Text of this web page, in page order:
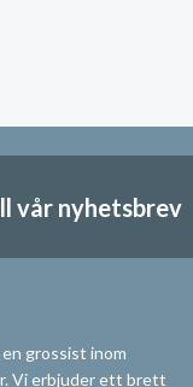
vår nyhetsbrev
grossist inom
Vi erbjuder ett brett